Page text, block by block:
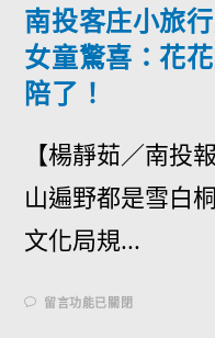
南投客庄小旅
女童驚喜：花
陪了！
【楊靜茹／南投
山遍野都是雪白
文化局規...
留言功能已關閉